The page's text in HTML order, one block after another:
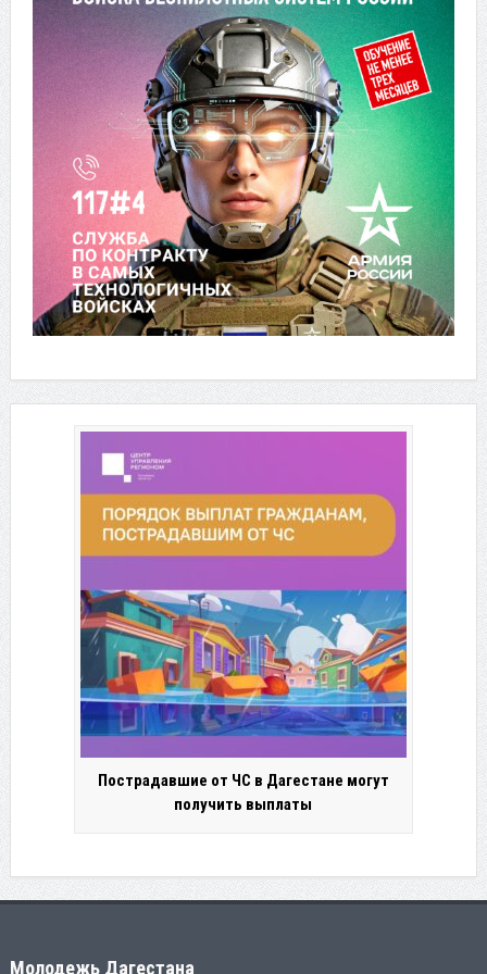
Пострадавшие от ЧС в Дагестане могут
получить выплаты
Молодежь Дагестана